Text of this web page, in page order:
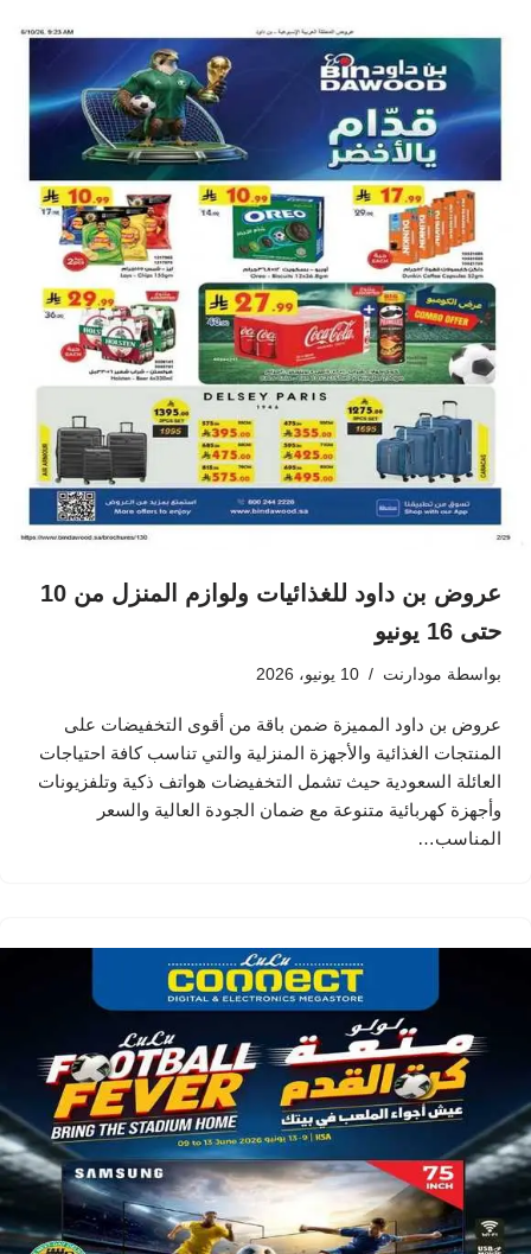
عروض بن داود للغذائيات ولوازم المنزل من 10
حتى 16 يونيو
بواسطة مودارنت 10 يونيو، 2026
عروض بن داود المميزة ضمن باقة من أقوى التخفيضات على
المنتجات الغذائية والأجهزة المنزلية والتي تناسب كافة احتياجات
العائلة السعودية حيث تشمل التخفيضات هواتف ذكية وتلفزيونات
وأجهزة كهربائية متنوعة مع ضمان الجودة العالية والسعر
المناسب…